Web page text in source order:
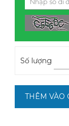
Số lượng
THÊM VÀO